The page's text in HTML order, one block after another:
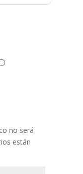
no será
están